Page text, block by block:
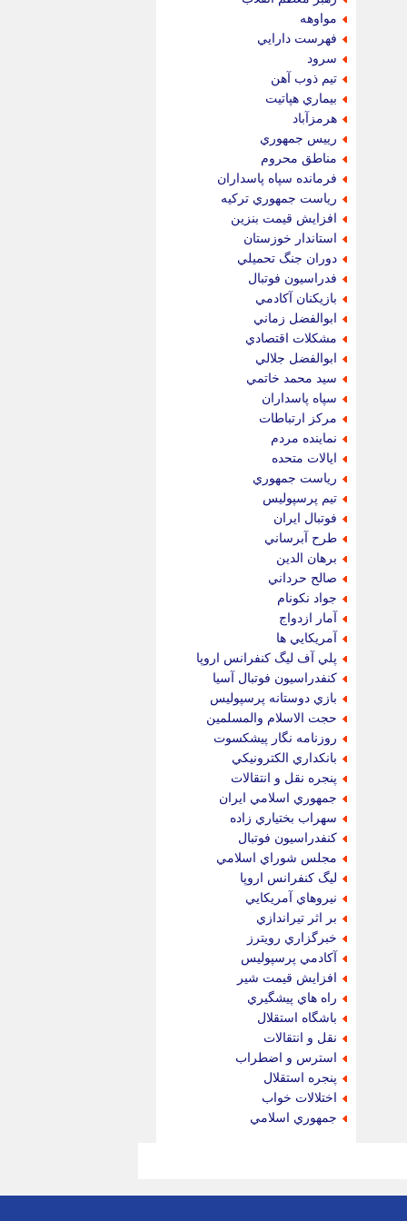
مواوهه
فهرست دارايي
سرود
تيم ذوب آهن
بيماري هپاتيت
هرمزآباد
رييس جمهوري
مناطق محروم
فرمانده سپاه پاسداران
رياست جمهوري تركيه
افزايش قيمت بنزين
استاندار خوزستان
دوران جنگ تحميلي
فدراسيون فوتبال
بازيكنان آكادمي
ابوالفضل زماني
مشكلات اقتصادي
ابوالفضل جلالي
سيد محمد خاتمي
سپاه پاسداران
مركز ارتباطات
نماينده مردم
ايالات متحده
رياست جمهوري
تيم پرسپوليس
فوتبال ايران
طرح آبرساني
برهان الدين
صالح حرداني
جواد نكونام
آمار ازدواج
آمريكايي ها
پلي آف ليگ كنفرانس اروپا
كنفدراسيون فوتبال آسيا
بازي دوستانه پرسپوليس
حجت الاسلام والمسلمين
روزنامه نگار پيشكسوت
بانكداري الكترونيكي
پنجره نقل و انتقالات
جمهوري اسلامي ايران
سهراب بختياري زاده
كنفدراسيون فوتبال
مجلس شوراي اسلامي
ليگ كنفرانس اروپا
نيروهاي آمريكايي
بر اثر تيراندازي
خبرگزاري رويترز
آكادمي پرسپوليس
افزايش قيمت شير
راه هاي پيشگيري
باشگاه استقلال
نقل و انتقالات
استرس و اضطراب
پنجره استقلال
اختلالات خواب
جمهوري اسلامي